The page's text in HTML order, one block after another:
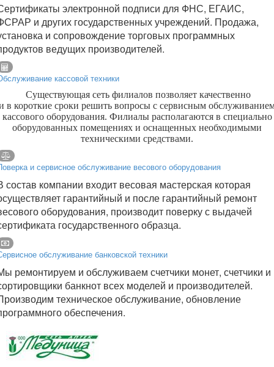
электронной подписи для ФНС, ЕГАИС,
и других государственных учреждений. Продажа,
и сопровождение торговых программных
ведущих производителей.
кассовой техники
Существующая сеть филиалов позволяет качественно
в короткие сроки решить вопросы с сервисным
кассового оборудования. Филиалы располагаются в специально
оборудованных помещениях и оснащенных необходимыми
техническими средствами.
и сервисное обслуживание весового оборудования
состав компании входит весовая мастерская которая
гарантийный и после гарантийный ремонт
оборудования, производит поверку с выдачей
государственного образца.
обслуживание банковской техники
ремонтируем и обслуживаем счетчики монет, счетчики и
банкнот всех моделей и производителей.
техническое обслуживание, обновление
обеспечения.